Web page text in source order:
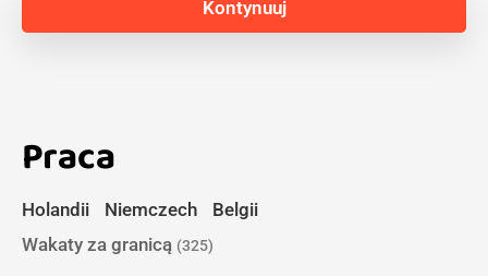
Praca
Holandii Niemczech
Belgii
Wakaty za granicą (325)